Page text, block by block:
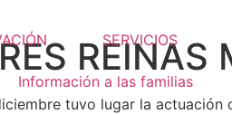
SERVICIOS
Información a las familias
REINAS
tuvo lugar la actuación